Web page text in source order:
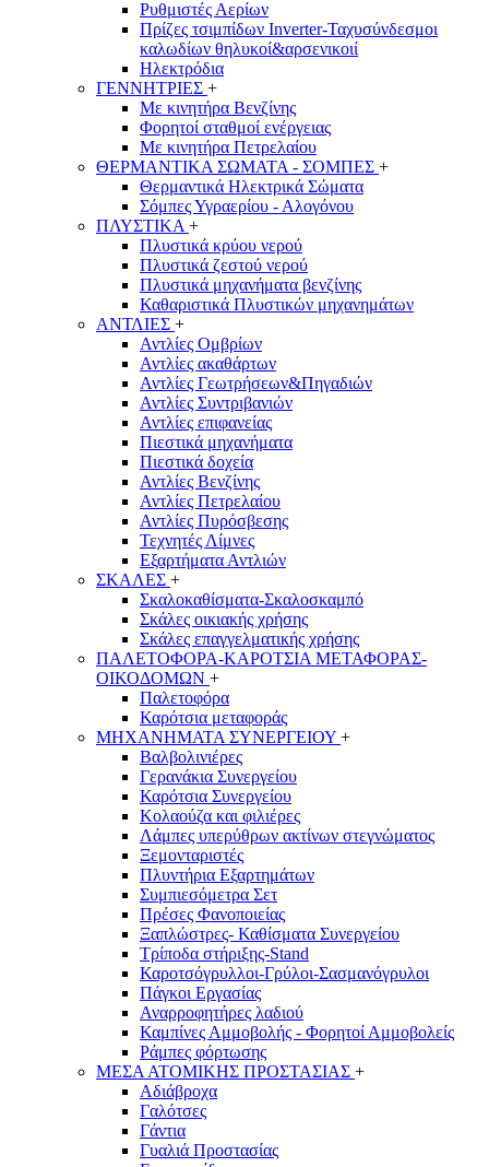
Ρυθμιστές Αερίων
Πρίζες τσιμπίδων Inverter-Ταχυσύνδεσμοι
καλωδίων θηλυκοί&αρσενικοιί
Ηλεκτρόδια
ΓΕΝΝΗΤΡΙΕΣ +
Με κινητήρα Βενζίνης
Φορητοί σταθμοί ενέργειας
Με κινητήρα Πετρελαίου
ΘΕΡΜΑΝΤΙΚΑ ΣΩΜΑΤΑ - ΣΟΜΠΕΣ +
Θερμαντικά Ηλεκτρικά Σώματα
Σόμπες Υγραερίου - Αλογόνου
ΠΛΥΣΤΙΚΑ +
Πλυστικά κρύου νερού
Πλυστικά ζεστού νερού
Πλυστικά μηχανήματα βενζίνης
Καθαριστικά Πλυστικών μηχανημάτων
ΑΝΤΛΙΕΣ +
Αντλίες Ομβρίων
Αντλίες ακαθάρτων
Αντλίες Γεωτρήσεων&Πηγαδιών
Αντλίες Συντριβανιών
Αντλίες επιφανείας
Πιεστικά μηχανήματα
Πιεστικά δοχεία
Αντλίες Βενζίνης
Αντλίες Πετρελαίου
Αντλίες Πυρόσβεσης
Τεχνητές Λίμνες
Εξαρτήματα Αντλιών
ΣΚΑΛΕΣ +
Σκαλοκαθίσματα-Σκαλοσκαμπό
Σκάλες οικιακής χρήσης
Σκάλες επαγγελματικής χρήσης
ΠΑΛΕΤΟΦΟΡΑ-ΚΑΡΟΤΣΙΑ ΜΕΤΑΦΟΡΑΣ-
ΟΙΚΟΔΟΜΩΝ +
Παλετοφόρα
Καρότσια μεταφοράς
ΜΗΧΑΝΗΜΑΤΑ ΣΥΝΕΡΓΕΙΟΥ +
Βαλβολινιέρες
Γερανάκια Συνεργείου
Καρότσια Συνεργείου
Κολαούζα και φιλιέρες
Λάμπες υπερύθρων ακτίνων στεγνώματος
Ξεμονταριστές
Πλυντήρια Εξαρτημάτων
Συμπιεσόμετρα Σετ
Πρέσες Φανοποιείας
Ξαπλώστρες- Καθίσματα Συνεργείου
Τρίποδα στήριξης-Stand
Καροτσόγρυλλοι-Γρύλοι-Σασμανόγρυλοι
Πάγκοι Εργασίας
Αναρροφητήρες λαδιού
Καμπίνες Αμμοβολής - Φορητοί Αμμοβολείς
Ράμπες φόρτωσης
ΜΕΣΑ ΑΤΟΜΙΚΗΣ ΠΡΟΣΤΑΣΙΑΣ +
Αδιάβροχα
Γαλότσες
Γάντια
Γυαλιά Προστασίας